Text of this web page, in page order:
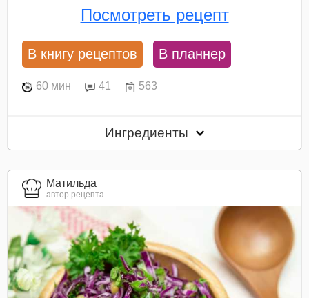
Посмотреть рецепт
В книгу рецептов В планнер
60 мин 41 563
Ингредиенты
Матильда
автор рецепта